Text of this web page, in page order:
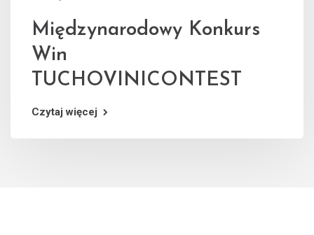
Międzynarodowy Konkurs
Win
TUCHOVINICONTEST
Czytaj więcej